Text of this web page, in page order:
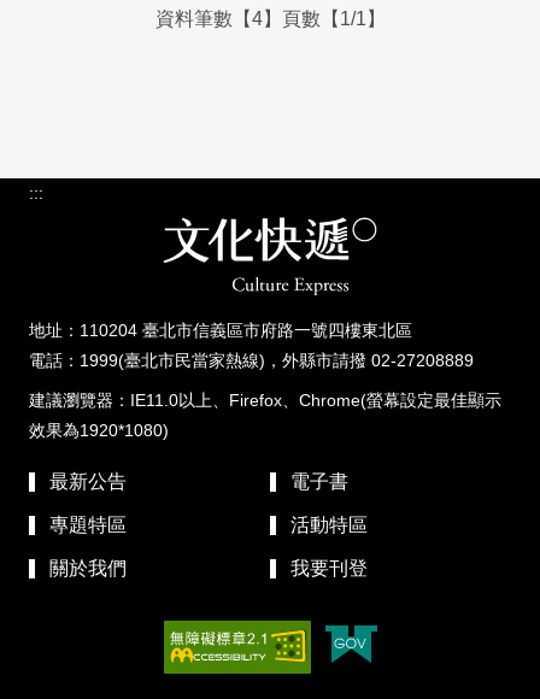
資料筆數【4】頁數【1/1】
:::
地址：110204 臺北市信義區市府路一號四樓東北區
電話：1999(臺北市民當家熱線)，外縣市請撥 02-27208889
建議瀏覽器：IE11.0以上、Firefox、Chrome(螢幕設定最佳顯示
效果為1920*1080)
最新公告 電子書
專題特區 活動特區
關於我們 我要刊登